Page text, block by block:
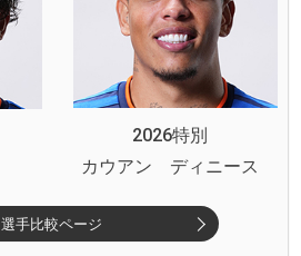
2026特別
カウアン ディニース
選手比較ページ